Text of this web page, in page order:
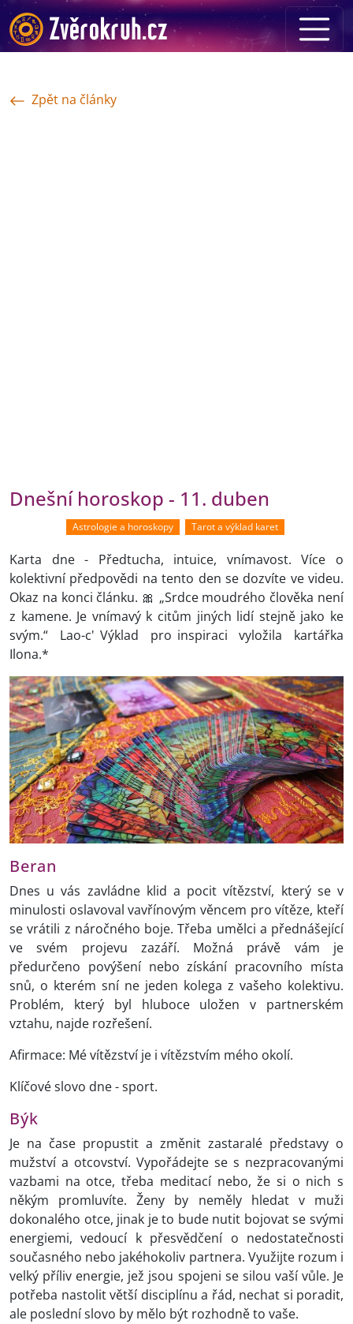
Zpět na články
Dnešní horoskop - 11. duben
Astrologie a horoskopy Tarot a výklad karet
Karta dne - Předtucha, intuice, vnímavost. Více o
kolektivní předpovědi na tento den se dozvíte ve videu.
Okaz na konci článku. 🎀 „Srdce moudrého člověka není
z kamene. Je vnímavý k citům jiných lidí stejně jako ke
svým.“ Lao-c' Výklad pro inspiraci vyložila kartářka
Ilona.*
Beran
Dnes u vás zavládne klid a pocit vítězství, který se v
minulosti oslavoval vavřínovým věncem pro vítěze, kteří
se vrátili z náročného boje. Třeba umělci a přednášející
ve svém projevu zazáří. Možná právě vám je
předurčeno povýšení nebo získání pracovního místa
snů, o kterém sní ne jeden kolega z vašeho kolektivu.
Problém, který byl hluboce uložen v partnerském
vztahu, najde rozřešení.
Afirmace: Mé vítězství je i vítězstvím mého okolí.
Klíčové slovo dne - sport.
Býk
Je na čase propustit a změnit zastaralé představy o
mužství a otcovství. Vypořádejte se s nezpracovanými
vazbami na otce, třeba meditací nebo, že si o nich s
někým promluvíte. Ženy by neměly hledat v muži
dokonalého otce, jinak je to bude nutit bojovat se svými
energiemi, vedoucí k přesvědčení o nedostatečnosti
současného nebo jakéhokoliv partnera. Využijte rozum i
velký příliv energie, jež jsou spojeni se silou vaší vůle. Je
potřeba nastolit větší disciplínu a řád, nechat si poradit,
ale poslední slovo by mělo být rozhodně to vaše.